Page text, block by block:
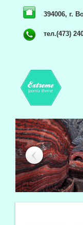
394006, г.
тел.(473)